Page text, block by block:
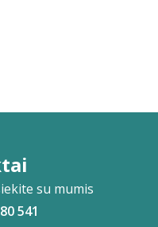
su mumis
541